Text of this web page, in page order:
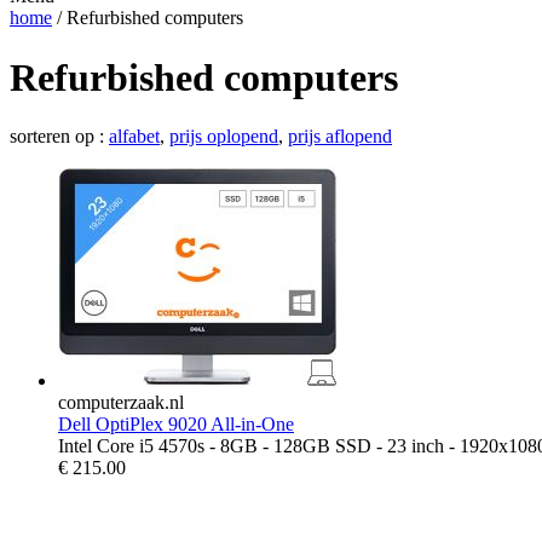
home / Refurbished computers
Refurbished computers
sorteren op : alfabet, prijs oplopend, prijs aflopend
computerzaak.nl
Dell OptiPlex 9020 All-in-One
Intel Core i5 4570s - 8GB - 128GB SSD - 23 inch -
€ 215.00